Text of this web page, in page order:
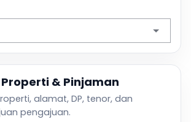
& Pinjaman
alamat, DP, tenor, dan
pengajuan.